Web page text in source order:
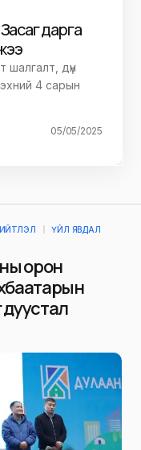
дарга
шалгалт, дүн
4 сарын
05/05/2025
ҮЙЛ ЯВДАЛ
орон